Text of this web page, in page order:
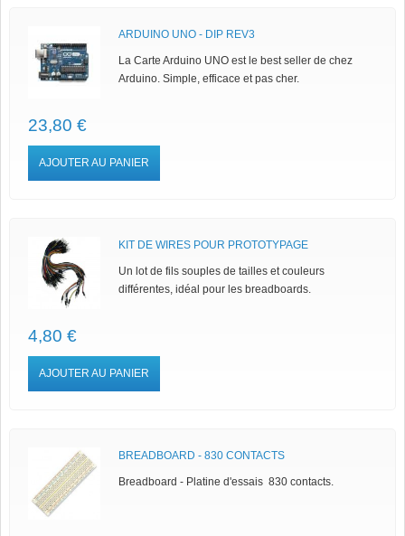
ARDUINO UNO - DIP REV3
La Carte Arduino UNO est le best seller de chez
Arduino. Simple, efficace et pas cher.
23,80 €
AJOUTER AU PANIER
KIT DE WIRES POUR PROTOTYPAGE
Un lot de fils souples de tailles et couleurs
différentes, idéal pour les breadboards.
4,80 €
AJOUTER AU PANIER
BREADBOARD - 830 CONTACTS
Breadboard - Platine d'essais 830 contacts.